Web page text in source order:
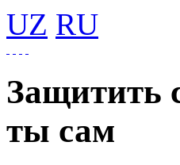
UZ RU
Защитить
ты сам